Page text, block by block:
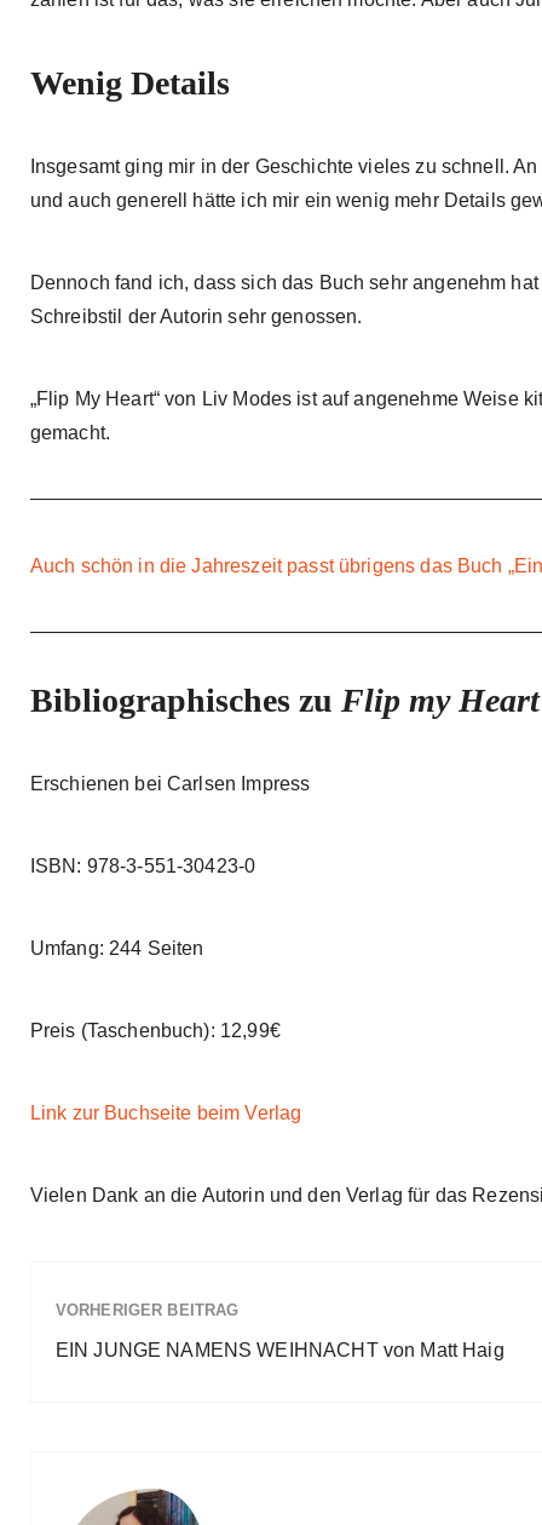
Wenig Details
Insgesamt ging mir in der Geschichte vieles zu schnell.
und auch generell hätte ich mir ein wenig mehr Details
Dennoch fand ich, dass sich das Buch sehr angenehm
Schreibstil der Autorin sehr genossen.
„Flip My Heart“ von Liv Modes ist auf angenehme Weise
gemacht.
Auch schön in die Jahreszeit passt übrigens das Buch
Bibliographisches zu Flip my Heart
Erschienen bei Carlsen Impress
ISBN: 978-3-551-30423-0
Umfang: 244 Seiten
Preis (Taschenbuch): 12,99€
Link zur Buchseite beim Verlag
Vielen Dank an die Autorin und den Verlag für das
VORHERIGER BEITRAG
EIN JUNGE NAMENS WEIHNACHT von Matt Haig